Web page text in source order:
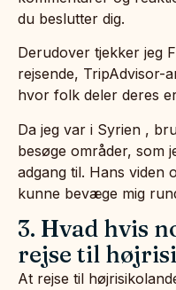
du beslutter dig.
Derudover tjekker jeg
rejsende, TripAdvisor-
hvor folk deler deres
Da jeg var i Syrien ,
besøge områder, som
adgang til. Hans viden
kunne bevæge mig
3. Hvad hvis
rejse til
At rejse til